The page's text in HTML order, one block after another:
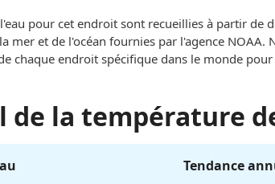
pour cet endroit sont recueillies à partir de
mer et de l'océan fournies par l'agence
chaque endroit spécifique dans le monde
de la température
Tendance